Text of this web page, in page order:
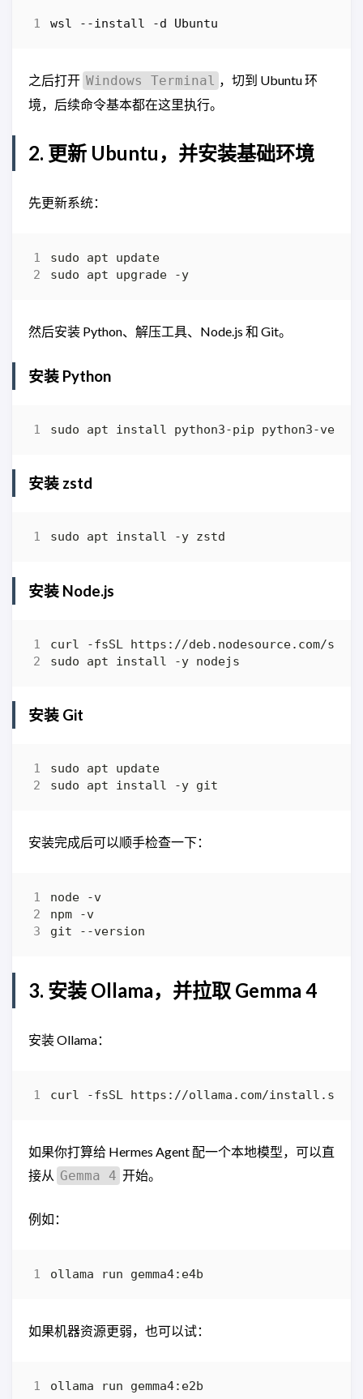
wsl - -install -d Ubuntu
之后打开 Windows Terminal ，切到 Ubuntu 环
境，后续命令基本都在这里执行。
2. 更新 Ubuntu，并安装基础环境
先更新系统：
然后安装 Python、解压工具、Node.js 和 Git。
安装 Python
安装 zstd
安装 Node.js
curl -fsSL https://deb.nodesource.com/
安装 Git
安装完成后可以顺手检查一下：
3. 安装 Ollama，并拉取 Gemma 4
安装 Ollama：
curl -fsSL https://ollama.com/install.sh
如果你打算给 Hermes Agent 配一个本地模型，可以直
接从 Gemma 4 开始。
例如：
如果机器资源更弱，也可以试：